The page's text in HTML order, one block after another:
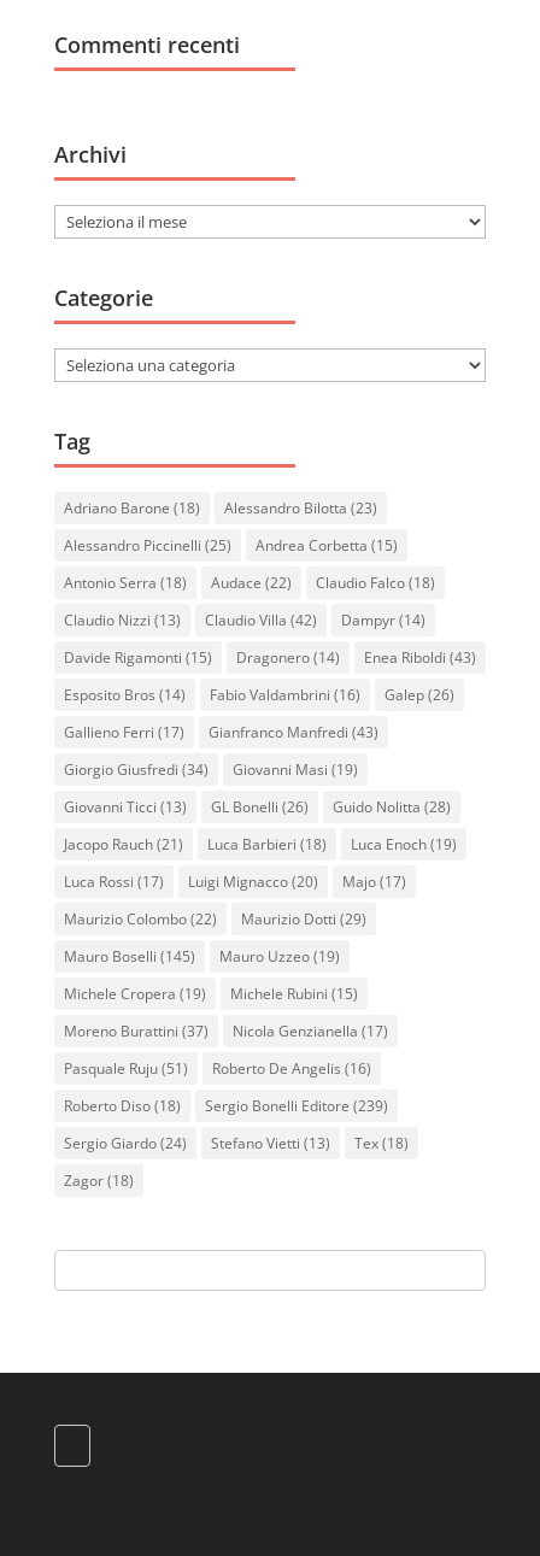
Commenti recenti
Archivi
Archivi
Categorie
Categorie
Tag
Adriano Barone (18) Alessandro Bilotta (23)
Alessandro Piccinelli (25) Andrea Corbetta (15)
Antonio Serra (18) Audace (22) Claudio Falco(18)
Claudio Nizzi (13) Claudio Villa (42) Dampyr(14)
Davide Rigamonti (15) Dragonero(14) Enea Riboldi (43)
Esposito Bros (14) Fabio Valdambrini (16) Galep(26)
Gallieno Ferri (17) Gianfranco Manfredi (43)
Giorgio Giusfredi (34) Giovanni Masi (19)
Giovanni Ticci (13) GL Bonelli (26) Guido Nolitta (28)
Jacopo Rauch(21) Luca Barbieri (18) Luca Enoch(19)
Luca Rossi (17) Luigi Mignacco(20) Majo(17)
Maurizio Colombo(22) Maurizio Dotti (29)
Mauro Boselli (145) Mauro Uzzeo(19)
Michele Cropera (19) Michele Rubini (15)
Moreno Burattini (37) Nicola Genzianella (17)
Pasquale Ruju(51) Roberto De Angelis (16)
Roberto Diso(18) Sergio Bonelli Editore (239)
Sergio Giardo(24) Stefano Vietti (13) Tex(18)
Zagor(18)